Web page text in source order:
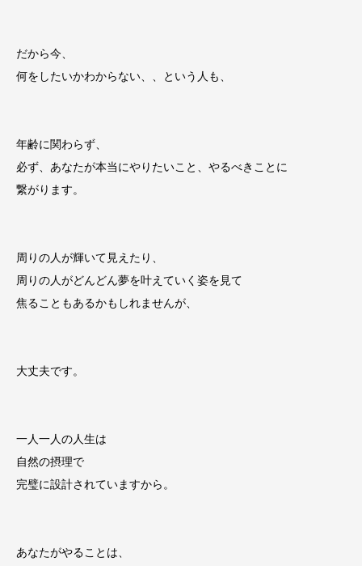
だから今、
何をしたいかわからない、、という人も、
年齢に関わらず、
必ず、あなたが本当にやりたいこと、やるべきことに
繋がります。
周りの人が輝いて見えたり、
周りの人がどんどん夢を叶えていく姿を見て
焦ることもあるかもしれませんが、
大丈夫です。
一人一人の人生は
自然の摂理で
完璧に設計されていますから。
あなたがやることは、